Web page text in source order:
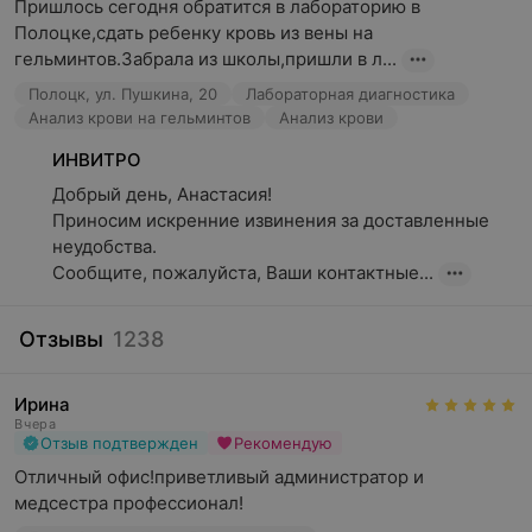
Регулярные лабораторные исследования могут помочь:
Выявлять заболевания на ранних стадиях;
Контролировать течение хронических болезней,
позволяя корректировать терапию;
Подобрать персонализированное лечение, учитывая
индивидуальные особенности организма;
Оценить общее состояние здоровья, даже при
отсутствии явных симптомов.
Предотвратить осложнения, выявляя скрытые риски
Обеспечить контроль за влиянием внешних
факторов — например, уровня загрязнения
окружающей среды или питания на состояние
здоровья.
Современные лаборатории оснащены точными
Пришлось сегодня обратится в лабораторию в
Полоцке,сдать ребенку кровь из вены на
гельминтов.Забрала из школы,пришли в л...
Полоцк, ул. Пушкина, 20
Лабораторная диагностика
Анализ крови на гельминтов
Анализ крови
ИНВИТРО
Добрый день, Анастасия!
Приносим искренние извинения за доставленные
неудобства.
Сообщите, пожалуйста, Ваши контактные...
Отзывы 1238
Ирина
Вчера
Отзыв подтвержден Рекомендую
Отличный офис!приветливый администратор и
медсестра профессионал!